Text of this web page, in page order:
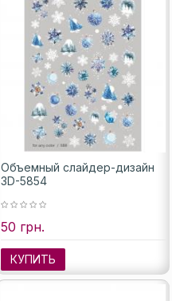
Объемный слайдер-дизайн
3D-5854
50 грн.
КУПИТЬ